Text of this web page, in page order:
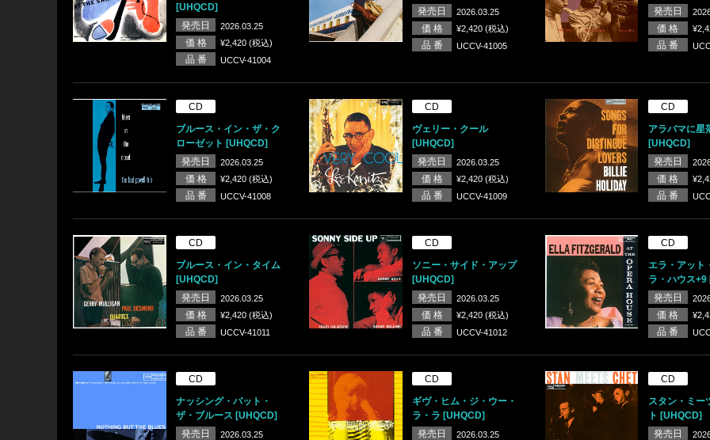
[UHQCD]
発売日
2026.03.25
価 格 ¥2,420 (税込)
品 番 UCCV-41004
発売日
2026.03.25
価 格 ¥2,420 (税込)
品 番 UCCV-41005
発売日
価 格
品 番
CD
ブルース・イン・ザ・ク
ローゼット [UHQCD]
発売日
2026.03.25
価 格 ¥2,420 (税込)
品 番 UCCV-41008
CD
ヴェリー・クール
[UHQCD]
発売日
2026.03.25
価 格 ¥2,420 (税込)
品 番 UCCV-41009
CD
アラバマに星
[UHQCD]
発売日
価 格
品 番
CD
ブルース・イン・タイム
[UHQCD]
発売日
2026.03.25
価 格 ¥2,420 (税込)
品 番 UCCV-41011
CD
ソニー・サイド・アップ
[UHQCD]
発売日
2026.03.25
価 格 ¥2,420 (税込)
品 番 UCCV-41012
CD
エラ・アット
ラ・ハウス+9
発売日
価 格
品 番
CD
ナッシング・バット・
ザ・ブルース [UHQCD]
発売日
2026.03.25
CD
ギヴ・ヒム・ジ・ウー・
ラ・ラ [UHQCD]
発売日
2026.03.25
CD
スタン・ミー
ト [UHQCD]
発売日